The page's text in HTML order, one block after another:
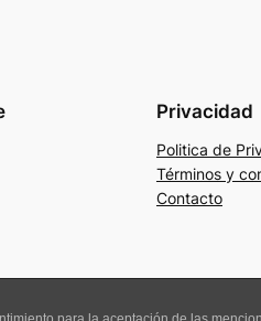
Privacidad
Politica de
Términos y
Contacto